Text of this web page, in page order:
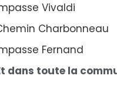
Vivaldi
Charbonneau
Fernand
dans toute la